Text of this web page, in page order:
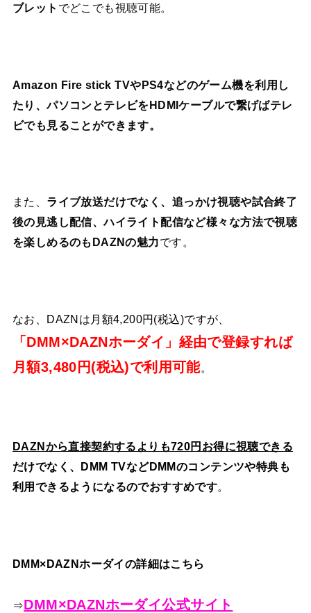
ブレット でどこでも視聴可能。
Amazon Fire stick TVやPS4などのゲーム機を利用し
たり、パソコンとテレビをHDMIケーブルで繋げばテレ
ビでも見ることができます。
また、 ライブ放送だけでなく、追っかけ視聴や試合終了
後の見逃し配信、ハイライト配信など様々な方法で視聴
を楽しめるのもDAZNの魅力です。
なお、DAZNは月額4,200円(税込)ですが、
「DMM×DAZNホーダイ」経由で登録すれば
月額3,480円(税込)で利用可能。
DAZNから直接契約するよりも720円お得に視聴できる
だけでなく、DMM TVなどDMMのコンテンツや特典も
利用できるようになるのでおすすめです。
DMM×DAZNホーダイの詳細はこちら
⇒DMM×DAZNホーダイ公式サイト